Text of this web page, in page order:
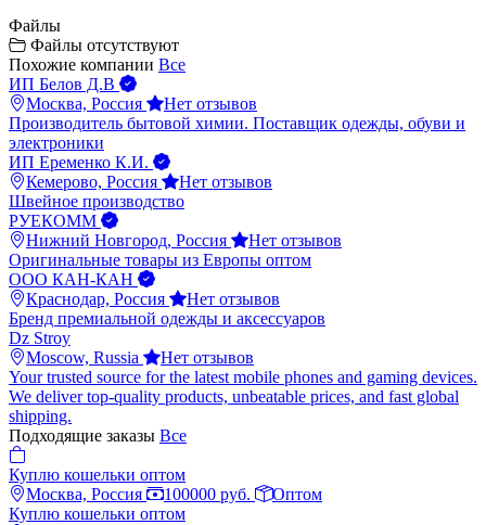
Файлы
Файлы отсутствуют
Похожие компании Все
ИП Белов Д.В
Москва, Россия
Нет отзывов
Производитель бытовой химии. Поставщик одежды, обуви и
электроники
ИП Еременко К.И.
Кемерово, Россия
Нет отзывов
Швейное производство
РУЕКОММ
Нижний Новгород, Россия
Нет отзывов
Оригинальные товары из Европы оптом
ООО КАН-КАН
Краснодар, Россия
Нет отзывов
Бренд премиальной одежды и аксессуаров
Dz Stroy
Moscow, Russia
Нет отзывов
Your trusted source for the latest mobile phones and gaming devices.
We deliver top-quality products, unbeatable prices, and fast global
shipping.
Подходящие заказы Все
Куплю кошельки оптом
Москва, Россия
100000 руб.
Оптом
Куплю кошельки оптом